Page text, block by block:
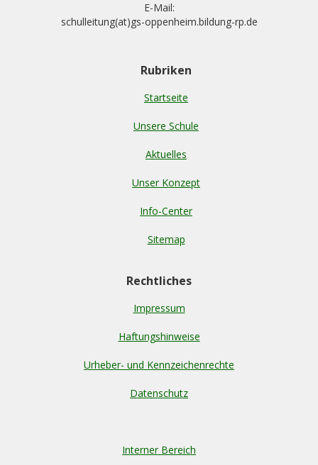
E-Mail:
schulleitung(at)gs-oppenheim.bildung-rp.de
Rubriken
Startseite
Unsere Schule
Aktuelles
Unser Konzept
Info-Center
Sitemap
Rechtliches
Impressum
Haftungshinweise
Urheber- und Kennzeichenrechte
Datenschutz
Interner Bereich